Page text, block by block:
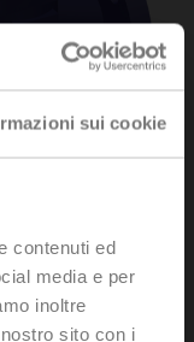
sui cookie
contenuti ed
media e per
inoltre
sito con i
TPC